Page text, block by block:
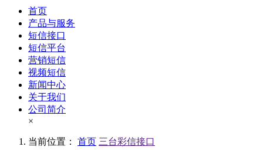
首页
产品与服务
短信接口
短信平台
营销短信
视频短信
新闻中心
关于我们
公司简介
×
当前位置： 首页 三台彩信接口